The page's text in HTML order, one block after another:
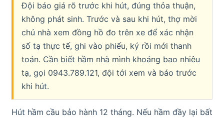
Đội báo giá rõ trước khi hút, đúng thỏa thuận,
không phát sinh. Trước và sau khi hút, thợ mời
chủ nhà xem đồng hồ đo trên xe để xác nhận
số tạ thực tế, ghi vào phiếu, ký rồi mới thanh
toán. Cần biết hầm nhà mình khoảng bao nhiêu
tạ, gọi 0943.789.121, đội tới xem và báo trước
khi hút.
Hút hầm cầu bảo hành 12 tháng. Nếu hầm đầy lại bất